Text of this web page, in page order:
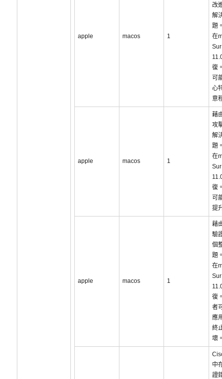
apple macos 1
改
解
題
在
Sur
復
可
心
意
apple macos 1
藉
攻
解
題
在
Sur
復
可
提
apple macos 1
藉
驗
個
題
在
Sur
復
者
應
終
壞
中
證